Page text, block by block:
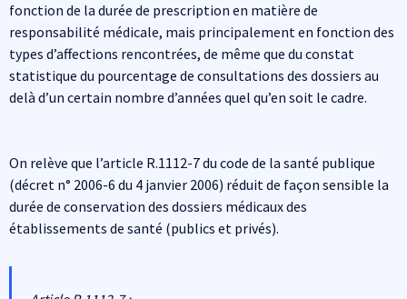
fonction de la durée de prescription en matière de
responsabilité médicale, mais principalement en fonction des
types d’affections rencontrées, de même que du constat
statistique du pourcentage de consultations des dossiers au
delà d’un certain nombre d’années quel qu’en soit le cadre.
On relève que l’article R.1112-7 du code de la santé publique
(décret n° 2006-6 du 4 janvier 2006) réduit de façon sensible la
durée de conservation des dossiers médicaux des
établissements de santé (publics et privés).